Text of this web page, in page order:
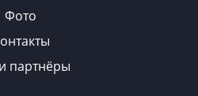
Фото
партнёры